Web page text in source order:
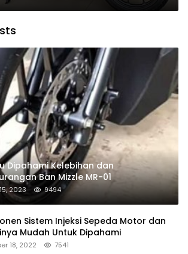
Dipahami Kelebihan dan
Ban Mizzle MR-01
2023 9494
Sistem Injeksi Sepeda Motor dan
Mudah Untuk Dipahami
18, 2022 7541